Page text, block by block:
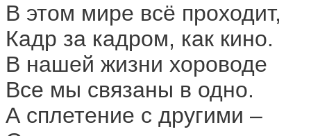
В этом мире всё проходит,
Кадр за кадром, как кино.
В нашей жизни хороводе
Все мы связаны в одно.
А сплетение с другими –